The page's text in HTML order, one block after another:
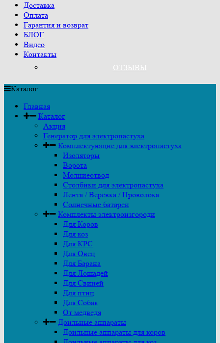
Доставка
Оплата
Гарантия и возврат
БЛОГ
Видео
Контакты
ОТЗЫВЫ
Каталог
Главная
Каталог
Акция
Генератор для электропастуха
Комплектующие для электропастуха
Изоляторы
Ворота
Молниеотвод
Столбики для электропастуха
Лента / Верёвка / Проволока
Солнечные батареи
Комплекты электроизгороди
Для Коров
Для коз
Для КРС
Для Овец
Для Барана
Для Лошадей
Для Свиней
Для птиц
Для Собак
От медведя
Доильные аппараты
Доильные аппараты для коров